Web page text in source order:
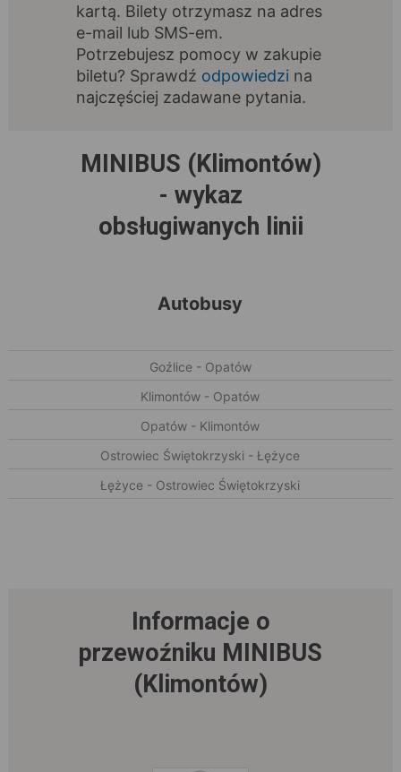
kartą. Bilety otrzymasz na adres
e-mail lub SMS-em.
Potrzebujesz pomocy w zakupie
biletu? Sprawdź odpowiedzi na
najczęściej zadawane pytania.
MINIBUS (Klimontów)
- wykaz
obsługiwanych linii
Autobusy
Goźlice - Opatów
Klimontów - Opatów
Opatów - Klimontów
Ostrowiec Świętokrzyski - Łężyce
Łężyce - Ostrowiec Świętokrzyski
Informacje o
przewoźniku MINIBUS
(Klimontów)